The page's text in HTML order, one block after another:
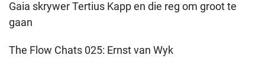
Gaia skrywer Tertius Kapp en die reg om groot te
gaan
The Flow Chats 025: Ernst van Wyk